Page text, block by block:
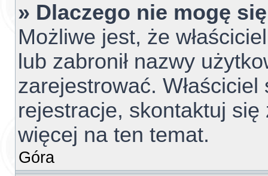
» Dlaczego nie mogę
Możliwe jest, że
lub zabronił nazwy
zarejestrować.
rejestracje, skontaktuj
więcej na ten temat.
Góra